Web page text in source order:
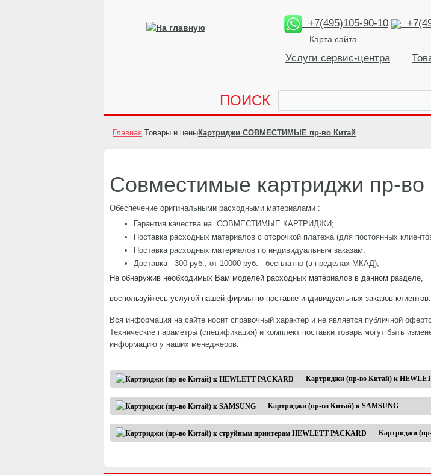
+7(495)105-90-10
Карта сайта
Услуги сервис-центра
ПОИСК
Главная Товары и ценыКартриджи СОВМЕСТИМЫЕ пр-во Китай
Совместимые картриджи пр-
Обеспечение оригинальными расходными материалами :
Гарантия качества на СОВМЕСТИМЫЕ КАРТРИДЖИ;
Поставка расходных материалов с отсрочкой платежа (для постоянных
Поставка расходных материалов по индивидуальным заказам;
Доставка - 300 руб., от 10000 руб. - бесплатно (в пределах МКАД);
Не обнаружив необходимых Вам моделей расходных материалов в данном разделе,
воспользуйтесь услугой нашей фирмы по поставке индивидуальных заказов клиентов.
Вся информация на сайте носит справочный характер и не является публичной
Технические параметры (спецификация) и комплект поставки товара могут быть
информацию у наших менеджеров.
Картриджи (пр-во Китай) к
Картриджи (пр-во Китай) к SAMSUNG
Картриджи